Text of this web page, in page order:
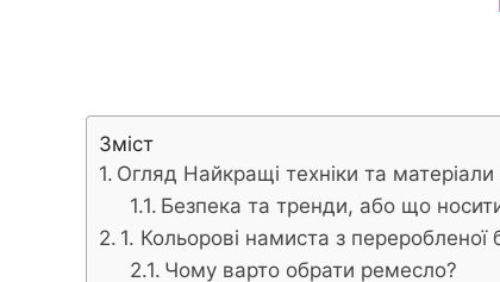
Зміст
Огляд Найкращі техніки та
Безпека та тренди, або що
1. Кольорові намиста з переробленої
Чому варто обрати ремесло?